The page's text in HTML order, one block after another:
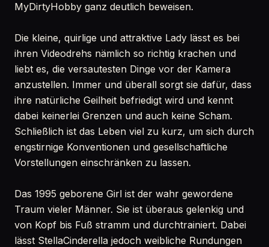
MyDirtyHobby ganz deutlich beweisen.
Die kleine, quirlige und attraktive Lady lässt es bei
ihren Videodrehs nämlich so richtig krachen und
liebt es, die versautesten Dinge vor der Kamera
anzustellen. Immer und überall sorgt sie dafür, dass
ihre natürliche Geilheit befriedigt wird und kennt
dabei keinerlei Grenzen und auch keine Scham.
Schließlich ist das Leben viel zu kurz, um sich durch
engstirnige Konventionen und gesellschaftliche
Vorstellungen einschränken zu lassen.
Das 1995 geborene Girl ist der wahr gewordene
Traum vieler Männer. Sie ist überaus gelenkig und
von Kopf bis Fuß stramm und durchtrainiert. Dabei
lässt StellaCinderella jedoch weibliche Rundungen